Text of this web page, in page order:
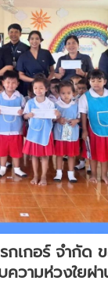
กเกอร์ จำกัด
ความห่วงใยผ่